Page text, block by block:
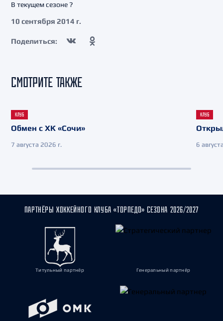
В текущем сезоне ?
10 сентября 2014 г.
Поделиться:
СМОТРИТЕ ТАКЖЕ
КЛУБ
Обмен с ХК «Сочи»
7 августа 2026 г.
КЛУБ
6
ПАРТНЁРЫ ХОККЕЙНОГО КЛУБА «ТОРПЕДО» СЕЗОНА 2026/2027
Титульный партнёр Генеральный партнёр